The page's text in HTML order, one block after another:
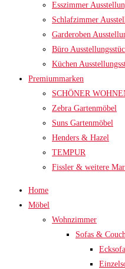
Esszimmer
Schlafzimmer
Garderoben
Büro
Küchen
Premiummarken
SCHÖNER
Zebra Gartenmöbel
Suns Gartenmöbel
Henders & Hazel
TEMPUR
Fissler & weitere
Home
Möbel
Wohnzimmer
Sofas &